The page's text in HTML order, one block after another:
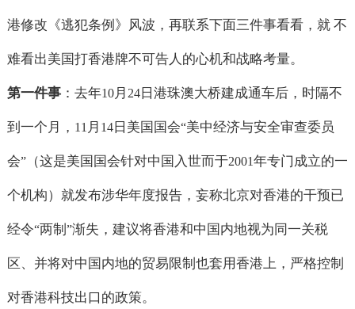
港修改《逃犯条例》风波，再联系下面三件事看看，就 不
难看出美国打香港牌不可告人的心机和战略考量。
第一件事：去年10月 24日港珠澳大桥建成通车后，时隔不
到一个月， 11 月 14日美国国会“美中经济与安全审查委员
会”（这是美国国会针对中国入世而于2001年专门成立的一
个机构）就发布涉华年度报告，妄称北京对香港的干预已
经令“两制 ”渐失，建议将香港和中国内地视为同一关税
区、并将对中国内地的贸易限制也套用香港上，严格控制
对香港科技出口的政策。